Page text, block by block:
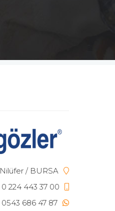
Nilüfer / BURSA
0 224 443 37 00
0543 686 47 87